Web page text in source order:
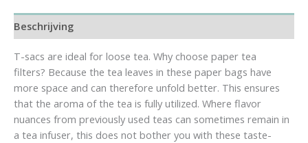
Beschrijving
T-sacs are ideal for loose tea. Why choose paper tea
filters? Because the tea leaves in these paper bags have
more space and can therefore unfold better. This ensures
that the aroma of the tea is fully utilized. Where flavor
nuances from previously used teas can sometimes remain in
a tea infuser, this does not bother you with these taste-